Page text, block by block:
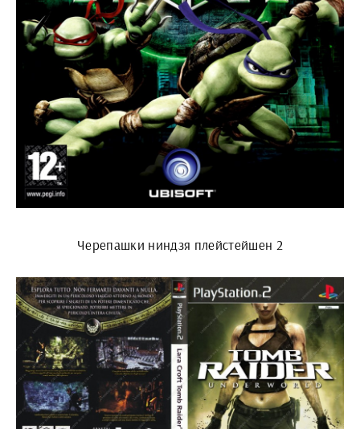
Черепашки ниндзя плейстейшен 2